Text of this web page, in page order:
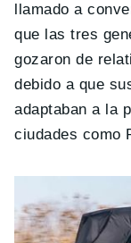
llamado a
que las tres
gozaron de
debido a que
adaptaban a la
ciudades como